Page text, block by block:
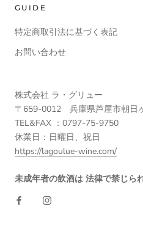
GUIDE
特定商取引法に基づく表記
お問い合わせ
株式会社 ラ・グリュー
〒659-0012 兵庫県芦屋市朝日
TEL&FAX ：0797-75-9750
休業日：日曜日、祝日
https://lagoulue-wine.com/
未成年者の飲酒は 法律で禁じら